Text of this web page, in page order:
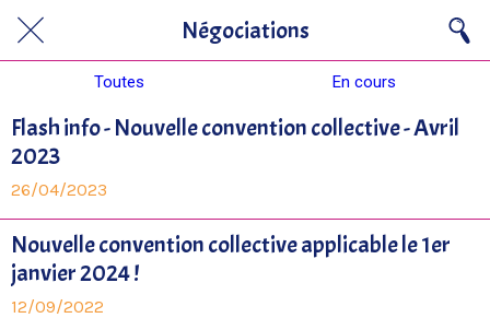
Négociations
Toutes En cours
Flash info - Nouvelle convention collective - Avril
2023
26/04/2023
Nouvelle convention collective applicable le 1er
janvier 2024 !
12/09/2022